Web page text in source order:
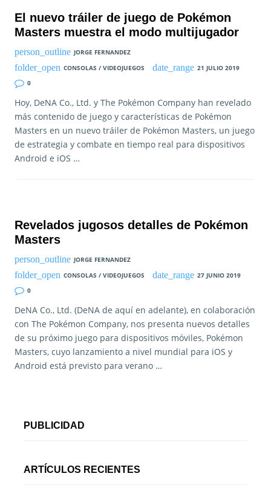
El nuevo tráiler de juego de Pokémon
Masters muestra el modo multijugador
JORGE FERNANDEZ
CONSOLAS / VIDEOJUEGOS
21 JULIO 2019
0
Hoy, DeNA Co., Ltd. y The Pokémon Company han revelado
más contenido de juego y características de Pokémon
Masters en un nuevo tráiler de Pokémon Masters, un juego
de estrategia y combate en tiempo real para dispositivos
Android e iOS …
Revelados jugosos detalles de Pokémon
Masters
JORGE FERNANDEZ
CONSOLAS / VIDEOJUEGOS
27 JUNIO 2019
0
DeNA Co., Ltd. (DeNA de aquí en adelante), en colaboración
con The Pokémon Company, nos presenta nuevos detalles
de su próximo juego para dispositivos móviles, Pokémon
Masters, cuyo lanzamiento a nivel mundial para iOS y
Android está previsto para verano …
PUBLICIDAD
ARTÍCULOS RECIENTES